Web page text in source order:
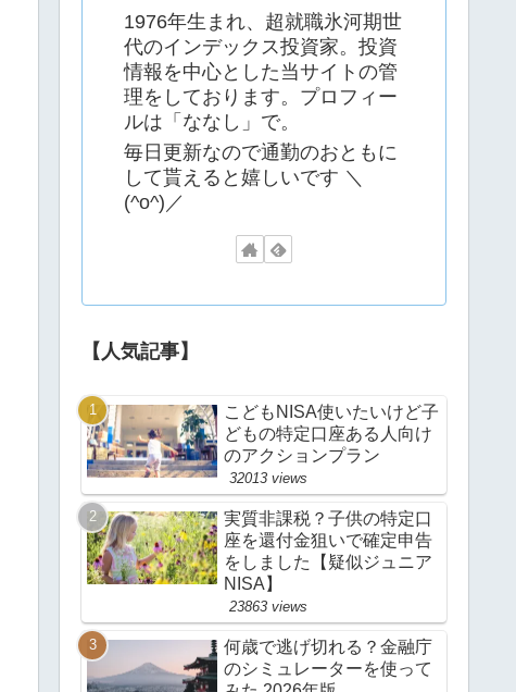
1976年生まれ、超就職氷河期世
代のインデックス投資家。投資
情報を中心とした当サイトの管
理をしております。プロフィー
ルは「ななし」で。
毎日更新なので通勤のおともに
して貰えると嬉しいです ＼
(^o^)／
【人気記事】
こどもNISA使いたいけど子
どもの特定口座ある人向け
のアクションプラン
32013 views
実質非課税？子供の特定口
座を還付金狙いで確定申告
をしました【疑似ジュニア
NISA】
23863 views
何歳で逃げ切れる？金融庁
のシミュレーターを使って